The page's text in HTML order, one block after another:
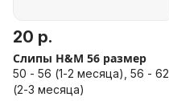
20 р.
Слипы H&M 56 размер
50 - 56 (1-2 месяца), 56 - 62
(2-3 месяца)